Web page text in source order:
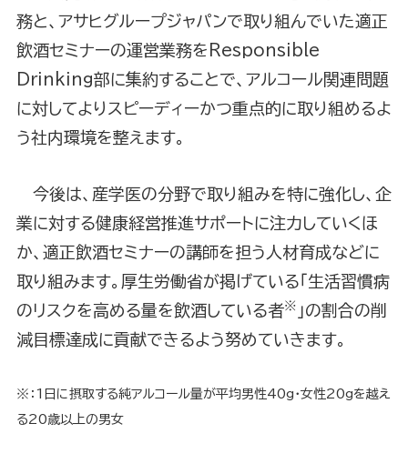
務と、アサヒグループジャパンで取り組んでいた適正
飲酒セミナーの運営業務をResponsible
Drinking部に集約することで、アルコール関連問題
に対してよりスピーディーかつ重点的に取り組めるよ
う社内環境を整えます。
今後は、産学医の分野で取り組みを特に強化し、企
業に対する健康経営推進サポートに注力していくほ
か、適正飲酒セミナーの講師を担う人材育成などに
取り組みます。厚生労働省が掲げている「生活習慣病
のリスクを高める量を飲酒している者※ 」の割合の削
減目標達成に貢献できるよう努めていきます。
※：1日に摂取する純アルコール量が平均男性40g・女性20gを越え
る20歳以上の男女